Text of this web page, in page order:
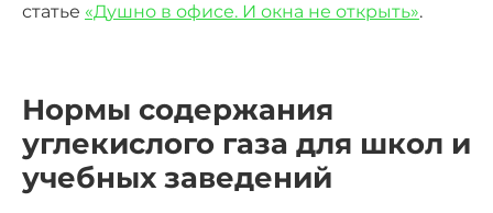
статье «Душно в офисе. И окна не открыть».
Нормы содержания
углекислого газа для школ и
учебных заведений